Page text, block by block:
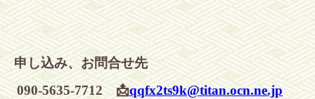
申し込み、お問合せ先
090-5635-7712 📩qqfx2ts9k@titan.ocn.ne.jp